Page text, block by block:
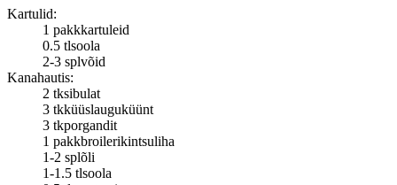
Kartulid:
1 pakkkartuleid
0.5 tlsoola
2-3 splvõid
Kanahautis:
2 tksibulat
3 tkküüslauguküünt
3 tkporgandit
1 pakkbroilerikintsuliha
1-2 splõli
1-1.5 tlsoola